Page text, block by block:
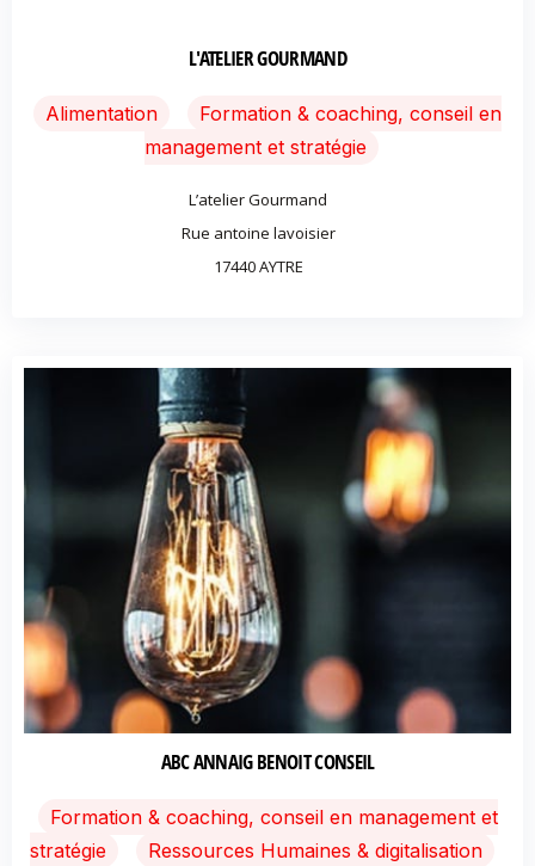
L'ATELIER GOURMAND
Alimentation
Formation & coaching, conseil en
management et stratégie
L’atelier Gourmand
Rue antoine lavoisier
17440 AYTRE
ABC ANNAIG BENOIT CONSEIL
Formation & coaching, conseil en management et
stratégie
Ressources Humaines & digitalisation